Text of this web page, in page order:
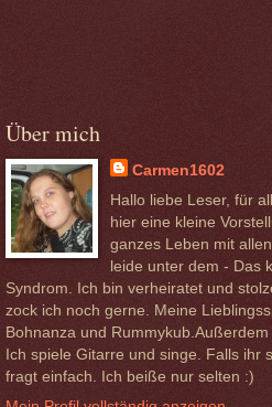
Über mich
Carmen1602
Hallo liebe Leser, für
hier eine kleine
ganzes Leben mit
leide unter dem - Das
Syndrom. Ich bin verheiratet und
zock ich noch gerne. Meine
Bohnanza und
Ich spiele Gitarre und singe. Falls ihr
fragt einfach. Ich beiße nur selten :)